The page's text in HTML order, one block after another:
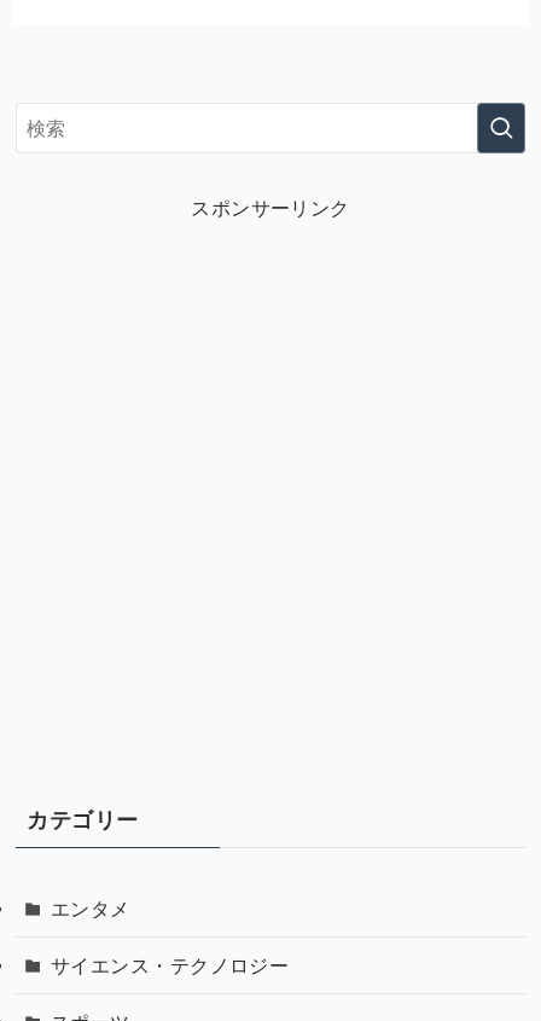
スポンサーリンク
カテゴリー
エンタメ
サイエンス・テクノロジー